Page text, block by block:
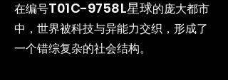
在编号T01C-9758L星球的庞大都市
中，世界被科技与异能力交织，形成了
一个错综复杂的社会结构。